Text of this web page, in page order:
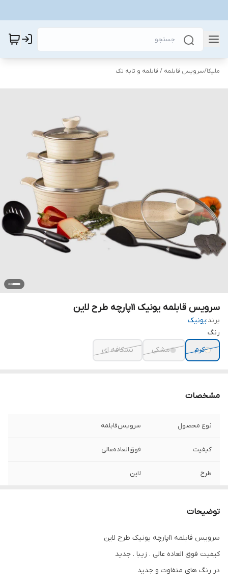
ملیکا/سرویس قابلمه / قابلمه و تابه تک
سرویس قابلمه یونیک ۱۱پارچه طرح لاین
برند:یونیک
رنگ
کرم
مشکی نسکافه ای
مشخصات
نوع محصول سرویس‌قابلمه
کیفیت فوق‌العاده‌عالی
طرح لاین
تعداد ۱۱پارچه
توضیحات
سرویس قابلمه ۱۱پارچه یونیک طرح لاین
کیفیت فوق العاده عالی . زیبا . جدید
در رنگ های متفاوت و جدید